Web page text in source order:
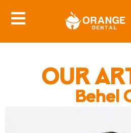
OUR
Behel